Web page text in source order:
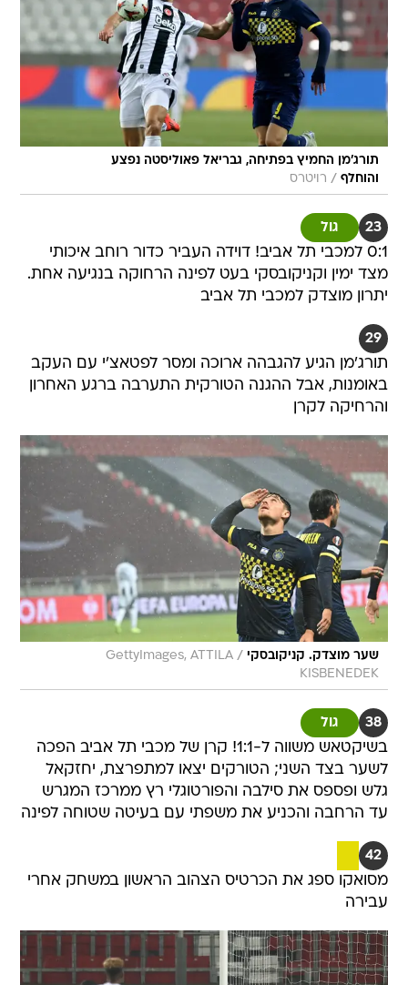
תורג'מן החמיץ בפתיחה, גבריאל פאוליסטה נפצע
והוחלף / רויטרס
23 גול
0:1 למכבי תל אביב! דוידה העביר כדור רוחב איכותי
מצד ימין וקניקובסקי בעט לפינה הרחוקה בנגיעה אחת.
יתרון מוצדק למכבי תל אביב
29
תורג'מן הגיע להגבהה ארוכה ומסר לפטאצ'י עם העקב
באומנות, אבל ההגנה הטורקית התערבה ברגע האחרון
והרחיקה לקרן
שער מוצדק. קניקובסקי /
GettyImages, ATTILA
KISBENEDEK
38 גול
בשיקטאש משווה ל-1:1! קרן של מכבי תל אביב הפכה
לשער בצד השני; הטורקים יצאו למתפרצת, יחזקאל
גלש ופספס את סילבה והפורטוגלי רץ ממרכז המגרש
עד הרחבה והכניע את משפתי עם בעיטה שטוחה לפינה
42
מסואקו ספג את הכרטיס הצהוב הראשון במשחק אחרי
עבירה